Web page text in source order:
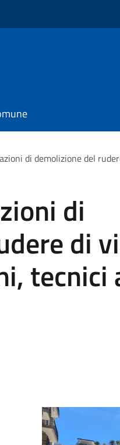
di demolizione del
di
di
tecnici